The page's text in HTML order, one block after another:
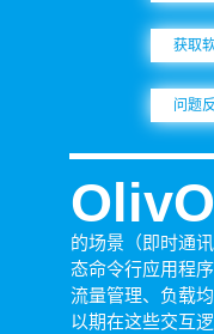
获取
问题
的场景（即时通
态命令行应用程
流量管理、负载
以期在这些交互
开发文档
青果DICE
骰子列表
心跳系统